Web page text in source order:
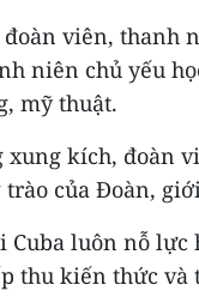
viên, thanh
niên chủ yếu
mỹ thuật.
xung kích, đoàn
của Đoàn,
Cuba luôn nỗ lực
thu kiến thức và